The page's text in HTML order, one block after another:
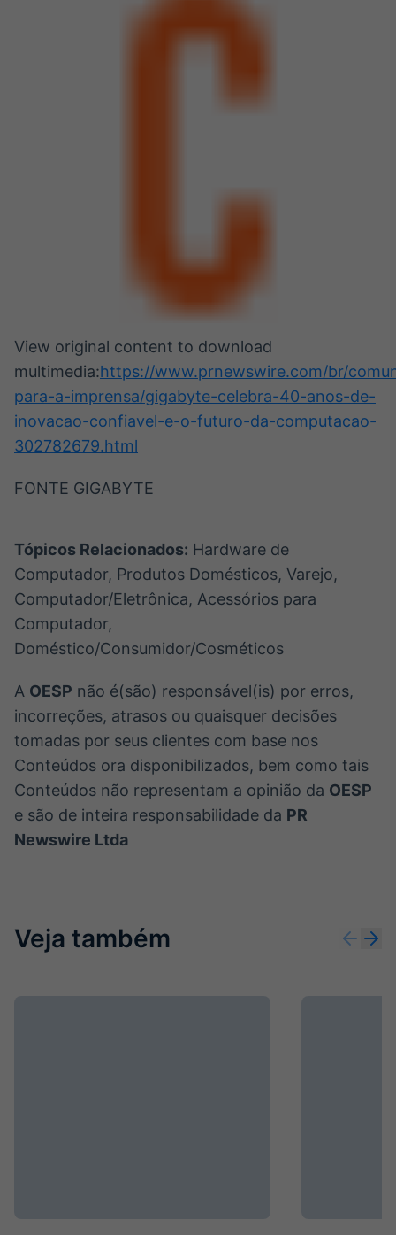
View original content to download
multimedia:https://www.prnewswire.com/br/
para-a-imprensa/gigabyte-celebra-40-anos-de-
inovacao-confiavel-e-o-futuro-da-computacao-
302782679.html
FONTE GIGABYTE
Tópicos Relacionados: Hardware de
Computador, Produtos Domésticos, Varejo,
Computador/Eletrônica, Acessórios para
Computador,
Doméstico/Consumidor/Cosméticos
A OESP não é(são) responsável(is) por erros,
incorreções, atrasos ou quaisquer decisões
tomadas por seus clientes com base nos
Conteúdos ora disponibilizados, bem como tais
Conteúdos não representam a opinião da OESP
e são de inteira responsabilidade da PR
Newswire Ltda
Veja também